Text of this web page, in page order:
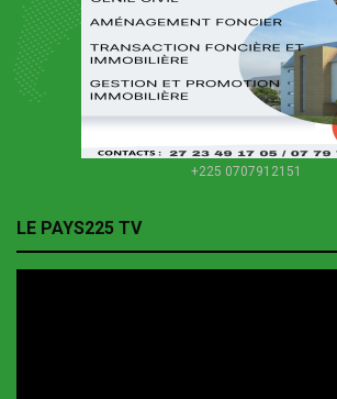
+225 0707912151
LE PAYS225 TV